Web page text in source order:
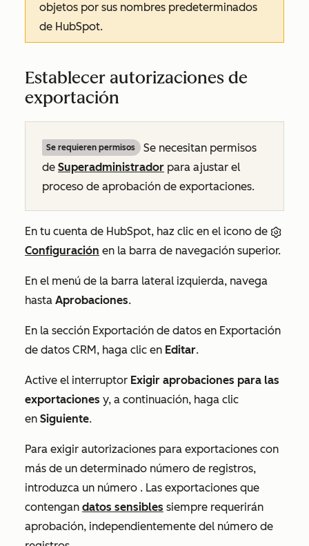
objetos por sus nombres predeterminados
de HubSpot.
Establecer autorizaciones de
exportación
Se requieren permisos
Se necesitan permisos
de Superadministrador para ajustar el
proceso de aprobación de exportaciones.
En tu cuenta de HubSpot, haz clic en el icono de
Configuración en la barra de navegación superior.
En el menú de la barra lateral izquierda, navega
hasta Aprobaciones.
En la sección Exportación de datos en Exportación
de datos CRM, haga clic en Editar.
Active el interruptor Exigir aprobaciones para las
exportaciones y, a continuación, haga clic
en Siguiente.
Para exigir autorizaciones para exportaciones con
más de un determinado número de registros,
introduzca un número . Las exportaciones que
contengan datos sensibles siempre requerirán
aprobación, independientemente del número de